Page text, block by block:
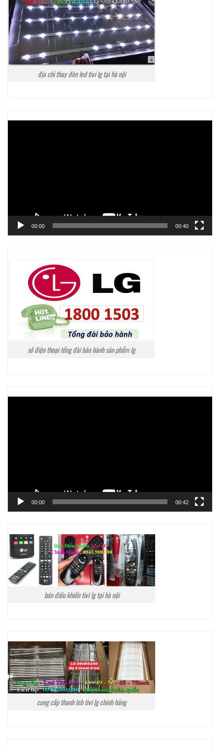
địa chỉ thay đèn led tivi lg tại hà nội
00:00 00:40
số điện thoại tổng đài bảo hành sản phẩm lg
00:00 00:42
bán điều khiển tivi lg tại hà nội
cung cấp thanh leb tivi lg chính hãng